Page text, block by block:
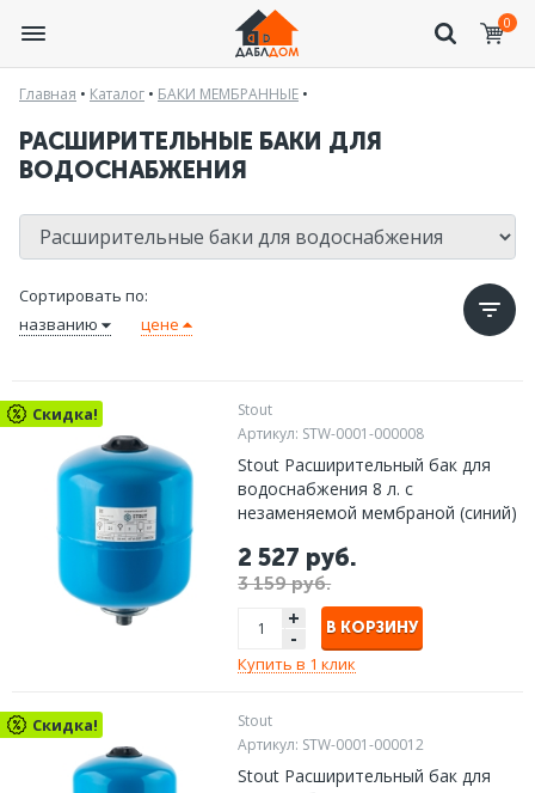
0
Главная • Каталог • БАКИ МЕМБРАННЫЕ •
РАСШИРИТЕЛЬНЫЕ БАКИ ДЛЯ
ВОДОСНАБЖЕНИЯ
Сортировать по:
названию
цене
Скидка!
Stout
Артикул: STW-0001-000008
Stout Расширительный бак для
водоснабжения 8 л. с
незаменяемой мембраной (синий)
2 527 руб.
3 159 руб.
+
- В КОРЗИНУ
Купить в 1 клик
Скидка!
Stout
Артикул: STW-0001-000012
Stout Расширительный бак для